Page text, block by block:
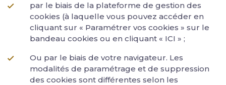
par le biais de la plateforme de gestion des
cookies (à laquelle vous pouvez accéder en
cliquant sur « Paramétrer vos cookies » sur le
bandeau cookies ou en cliquant « ICI » ;
Ou par le biais de votre navigateur. Les
modalités de paramétrage et de suppression
des cookies sont différentes selon les